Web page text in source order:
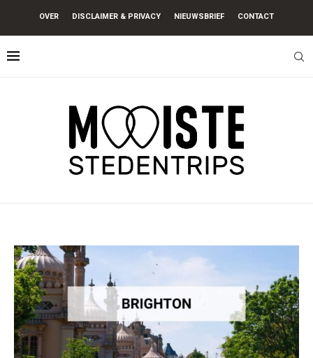
OVER DISCLAIMER & PRIVACY NIEUWSBRIEF CONTACT